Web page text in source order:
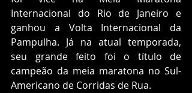
Internacional do Rio de Janeiro e
ganhou a Volta Internacional da
Pampulha. Já na atual temporada,
seu grande feito foi o título de
campeão da meia maratona no Sul-
Americano de Corridas de Rua.